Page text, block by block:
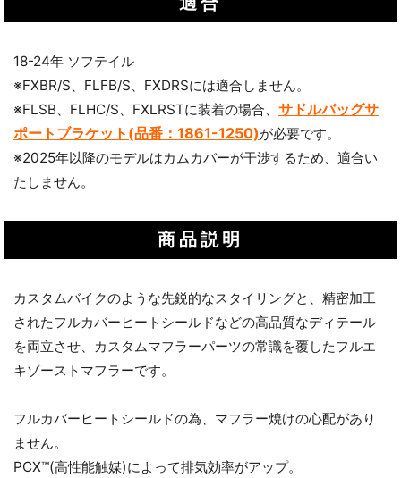
18-24年 ソフテイル
※FXBR/S、FLFB/S、FXDRSには適合しません。
※FLSB、FLHC/S、FXLRSTに装着の場合、 サドルバッグサ
ポートブラケット(品番：1861-1250)が必要です。
※2025年以降のモデルはカムカバーが干渉するため、適合い
たしません。
商品説明
カスタムバイクのような先鋭的なスタイリングと、精密加工
されたフルカバーヒートシールドなどの高品質なディテール
を両立させ、カスタムマフラーパーツの常識を覆したフルエ
キゾーストマフラーです。
フルカバーヒートシールドの為、マフラー焼けの心配があり
ません。
PCX™(高性能触媒)によって排気効率がアップ。